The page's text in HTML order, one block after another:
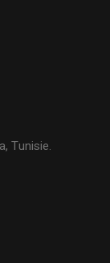
Tunisie.